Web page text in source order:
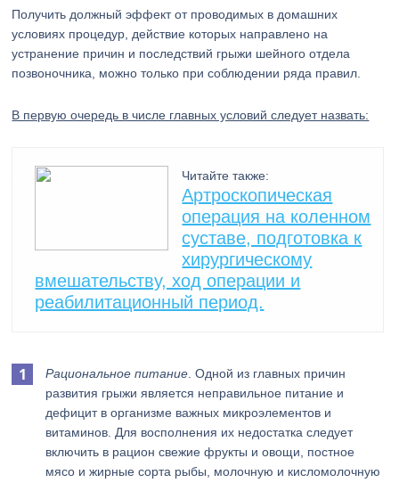
Получить должный эффект от проводимых в домашних
условиях процедур, действие которых направлено на
устранение причин и последствий грыжи шейного отдела
позвоночника, можно только при соблюдении ряда правил.
В первую очередь в числе главных условий следует назвать:
Читайте также:
Артроскопическая
операция на коленном
суставе, подготовка к
хирургическому
вмешательству, ход операции и
реабилитационный период.
Рациональное питание . Одной из главных причин
развития грыжи является неправильное питание и
дефицит в организме важных микроэлементов и
витаминов. Для восполнения их недостатка следует
включить в рацион свежие фрукты и овощи, постное
мясо и жирные сорта рыбы, молочную и кисломолочную